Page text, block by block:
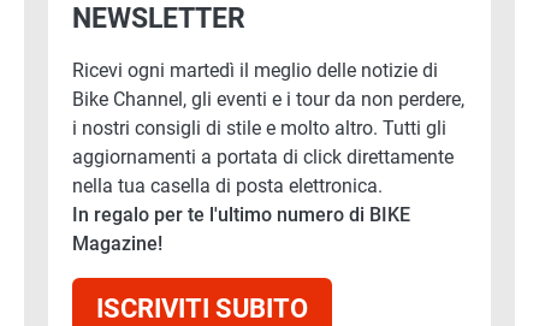
NEWSLETTER
Ricevi ogni martedì il meglio delle notizie di
Bike Channel, gli eventi e i tour da non perdere,
i nostri consigli di stile e molto altro. Tutti gli
aggiornamenti a portata di click direttamente
nella tua casella di posta elettronica.
In regalo per te l'ultimo numero di BIKE
Magazine!
ISCRIVITI SUBITO